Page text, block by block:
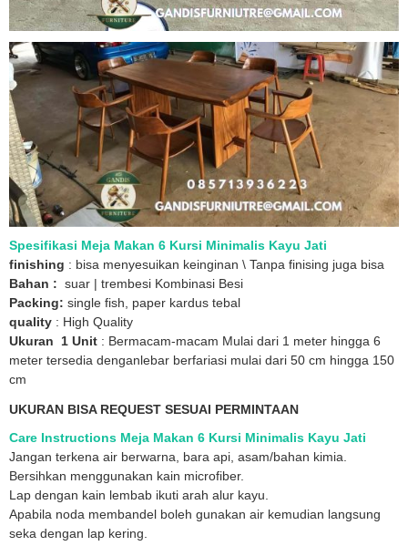
Spesifikasi Meja Makan 6 Kursi Minimalis Kayu Jati
finishing : bisa menyesuikan keinginan \ Tanpa finising juga bisa
Bahan : suar | trembesi Kombinasi Besi
Packing: single fish, paper kardus tebal
quality : High Quality
Ukuran 1 Unit : Bermacam-macam Mulai dari 1 meter hingga 6
meter tersedia denganlebar berfariasi mulai dari 50 cm hingga 150
cm
UKURAN BISA REQUEST SESUAI PERMINTAAN
Care Instructions Meja Makan 6 Kursi Minimalis Kayu Jati
Jangan terkena air berwarna, bara api, asam/bahan kimia.
Bersihkan menggunakan kain microfiber.
Lap dengan kain lembab ikuti arah alur kayu.
Apabila noda membandel boleh gunakan air kemudian langsung
seka dengan lap kering.